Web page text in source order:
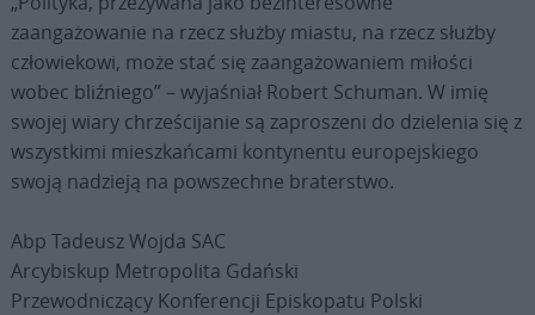
zaangażowanie na rzecz służby miastu, na rzecz służby
człowiekowi, może stać się zaangażowaniem miłości
wobec bliźniego” – wyjaśniał Robert Schuman. W imię
swojej wiary chrześcijanie są zaproszeni do dzielenia się z
wszystkimi mieszkańcami kontynentu europejskiego
swoją nadzieją na powszechne braterstwo.
Abp Tadeusz Wojda SAC
Arcybiskup Metropolita Gdański
Przewodniczący Konferencji Episkopatu Polski